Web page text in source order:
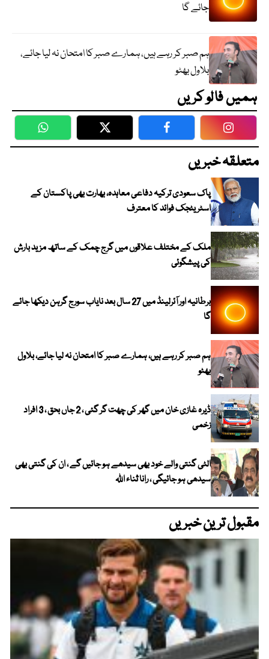
جائے گا
ہم صبر کر رہے ہیں، ہمارے صبر کا امتحان نہ لیا جائے،
بلاول بھٹو
ہمیں فالو کریں
WhatsApp Twitter Facebook
متعلقہ خبریں
پاک سعودی ترکیہ دفاعی معاہدہ، بھارت بھی پاکستان کے
اسٹریٹجک فوائد کا معترف
ملک کے مختلف علاقوں میں گرج چمک کے ساتھ مزید بارش
کی پیشگوئی
برطانیہ اور آئرلینڈ میں 27 سال بعد نایاب سورج گرہن دیکھا جائے
گا
ہم صبر کر رہے ہیں، ہمارے صبر کا امتحان نہ لیا جائے، بلاول
بھٹو
ڈیرہ غازی خان میں گھر کی چھت گر گئی ، 2 جاں بحق ، 3 افراد
زخمی
الٹی گنتی والے خود بھی سیدھے ہو جائیں گے ، ان کی گنتی بھی
سیدھی ہو جائیگی ، رانا ثناء اللہ
مقبول ترین خبریں